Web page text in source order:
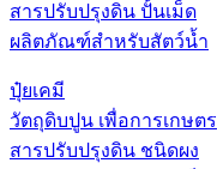
สารปรับปรุงดิน ปั้นเม็ด
ผลิตภัณฑ์สำหรับสัตว์น้ำ
ปุ๋ยเคมี
วัตถุดิบปูน เพื่อการเกษตร
สารปรับปรุงดิน ชนิดผง